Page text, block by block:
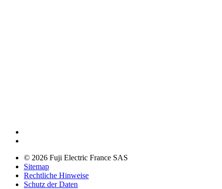
© 2026 Fuji Electric France SAS
Sitemap
Rechtliche Hinweise
Schutz der Daten